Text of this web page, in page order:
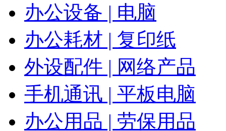
办公设备 | 电脑
办公耗材 | 复印纸
外设配件 | 网络产品
手机通讯 | 平板电脑
办公用品 | 劳保用品